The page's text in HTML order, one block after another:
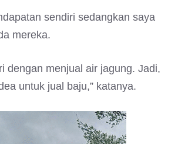
sendiri sedangkan saya
mereka.
dengan menjual air jagung. Jadi,
untuk jual baju,” katanya.